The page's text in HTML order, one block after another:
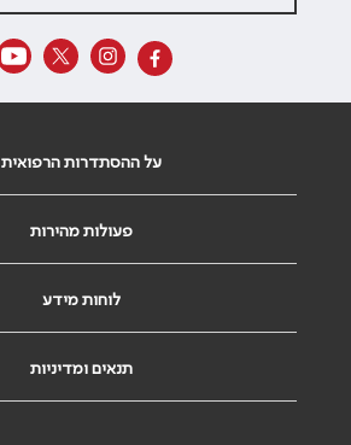
על ההסתדרות הרפואית
פעולות מהירות
לוחות מידע
תנאים ומדיניות